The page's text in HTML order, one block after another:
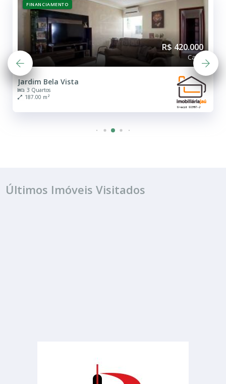
FINANCIAMENTO
R$ 420.000
Casa
Jardim Bela Vista
3 Quartos
187.00 m²
Últimos Imóveis Visitados